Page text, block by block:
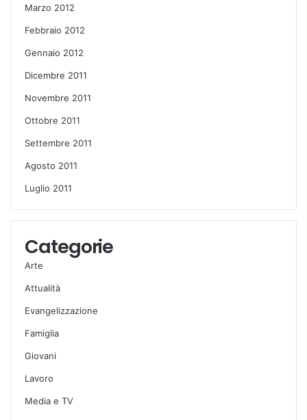
Marzo 2012
Febbraio 2012
Gennaio 2012
Dicembre 2011
Novembre 2011
Ottobre 2011
Settembre 2011
Agosto 2011
Luglio 2011
Categorie
Arte
Attualità
Evangelizzazione
Famiglia
Giovani
Lavoro
Media e TV